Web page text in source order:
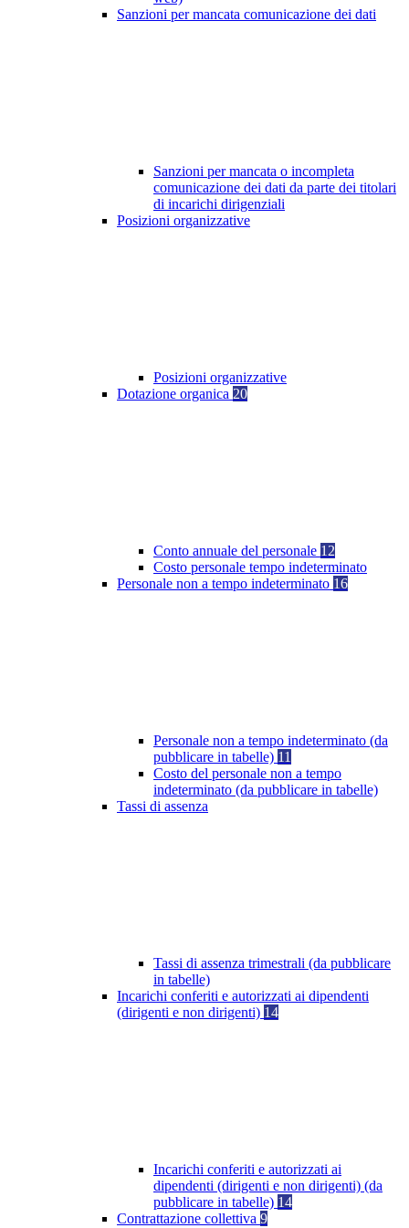
Sanzioni per mancata comunicazione dei dati
Sanzioni per mancata o incompleta
comunicazione dei dati da parte dei titolari
di incarichi dirigenziali
Posizioni organizzative
Posizioni organizzative
Dotazione organica 20
Conto annuale del personale 12
Costo personale tempo indeterminato
Personale non a tempo indeterminato 16
Personale non a tempo indeterminato (da
pubblicare in tabelle) 11
Costo del personale non a tempo
indeterminato (da pubblicare in tabelle)
Tassi di assenza
Tassi di assenza trimestrali (da pubblicare
in tabelle)
Incarichi conferiti e autorizzati ai dipendenti
(dirigenti e non dirigenti) 14
Incarichi conferiti e autorizzati ai
dipendenti (dirigenti e non dirigenti) (da
pubblicare in tabelle) 14
Contrattazione collettiva 9